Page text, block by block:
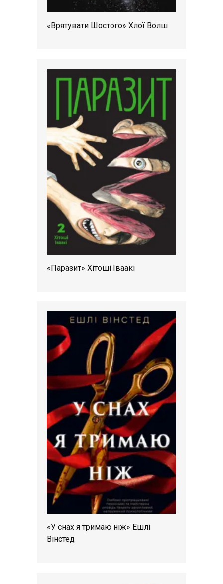
«Врятувати Шостого» Хлої Волш
«Паразит» Хітоші Іваакі
«У снах я тримаю ніж» Ешлі
Вінстед